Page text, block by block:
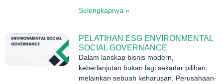
Selengkapnya »
PELATIHAN ESG ENVIRONMENTAL
SOCIAL GOVERNANCE
Dalam lanskap bisnis modern,
keberlanjutan bukan lagi sekadar pilihan,
melainkan sebuah keharusan. Perusahaan-